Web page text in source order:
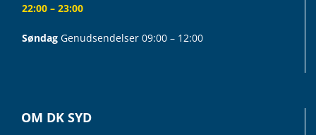
22:00 – 23:00
Søndag Genudsendelser 09:00 – 12:00
OM DK SYD